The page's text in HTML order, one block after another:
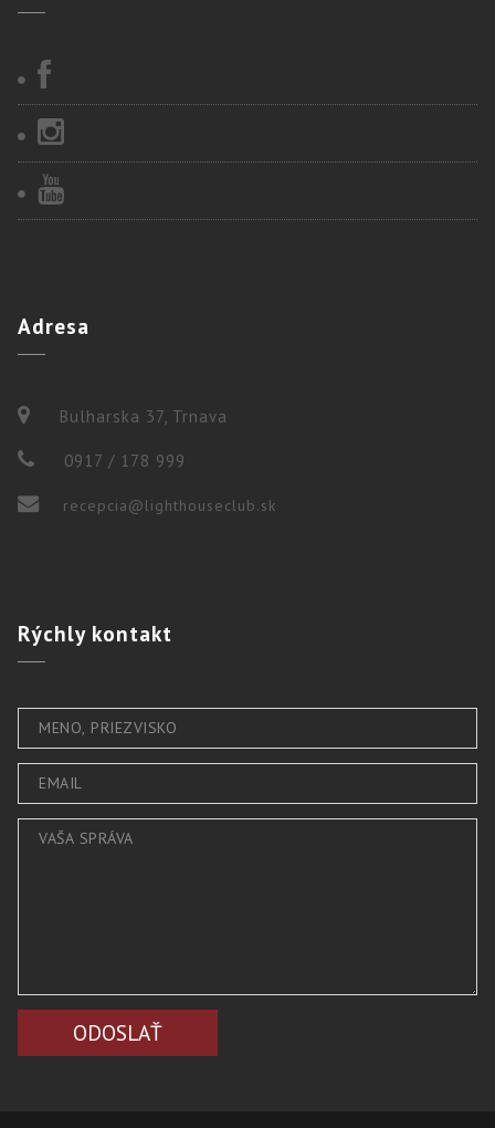
Adresa
Bulharska 37, Trnava
0917 / 178 999
recepcia@lighthouseclub.sk
Rýchlykontakt